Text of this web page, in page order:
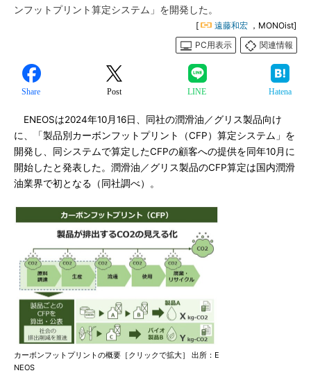
ンフットプリント算定システム」を開発した。
[ 遠藤和宏 ，MONOist]
PC用表示
関連情報
Share Post LINE Hatena
ENEOSは2024年10月16日、同社の潤滑油／グリス製品向け
に、「製品別カーボンフットプリント（CFP）算定システム」を
開発し、同システムで算定したCFPの顧客への提供を同年10月に
開始したと発表した。潤滑油／グリス製品のCFP算定は国内潤滑
油業界で初となる（同社調べ）。
カーボンフットプリントの概要［クリックで拡大］ 出所：E
NEOS